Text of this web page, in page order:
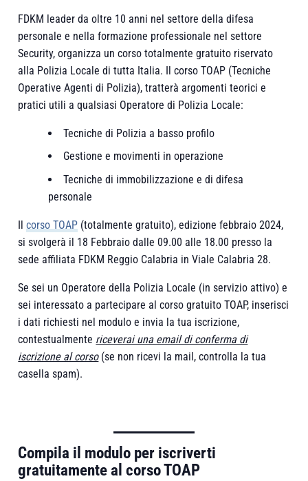
FDKM leader da oltre 10 anni nel settore della difesa
personale e nella formazione professionale nel settore
Security, organizza un corso totalmente gratuito riservato
alla Polizia Locale di tutta Italia. Il corso TOAP (Tecniche
Operative Agenti di Polizia), tratterà argomenti teorici e
pratici utili a qualsiasi Operatore di Polizia Locale:
Tecniche di Polizia a basso profilo
Gestione e movimenti in operazione
Tecniche di immobilizzazione e di difesa
personale
Ilcorso TOAP (totalmente gratuito), edizione febbraio 2024,
si svolgerà il 18 Febbraio dalle 09.00 alle 18.00 presso la
sede affiliata FDKM Reggio Calabria in Viale Calabria 28.
Se sei un Operatore della Polizia Locale (in servizio attivo) e
sei interessato a partecipare al corso gratuito TOAP, inserisci
i dati richiesti nel modulo e invia la tua iscrizione,
contestualmente riceverai una email di conferma di
iscrizione al corso(se non ricevi la mail, controlla la tua
casella spam).
Compila il modulo per iscriverti
gratuitamente al corso TOAP